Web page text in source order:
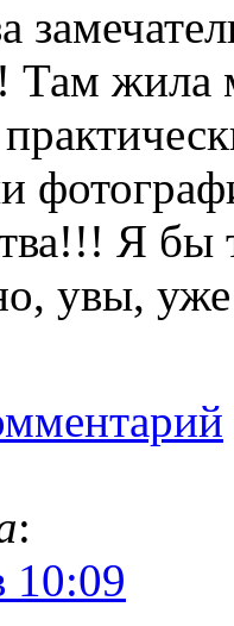
Там жила
Я
увы,
:
10:09